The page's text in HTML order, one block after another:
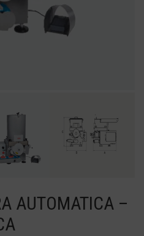
AUTOMATICA –